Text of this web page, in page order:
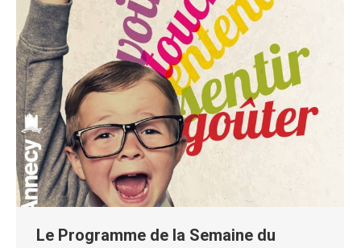
Le Programme de la Semaine du